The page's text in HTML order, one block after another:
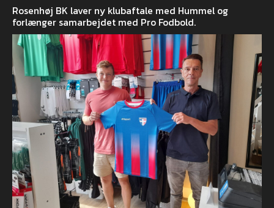
Rosenhøj BK laver ny klubaftale med Hummel og
forlænger samarbejdet med Pro Fodbold.